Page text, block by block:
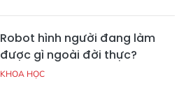
Robot hình người đang làm
được gì ngoài đời thực?
KHOA HỌC